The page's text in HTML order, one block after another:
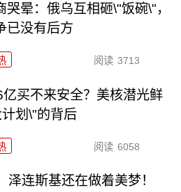
哭晕：俄乌互相砸\"饭碗\"，
已没有后方
阅读 3713
亿买不来安全？美核潜光鲜
划\"的背后
阅读 6058
泽连斯基还在做着美梦！